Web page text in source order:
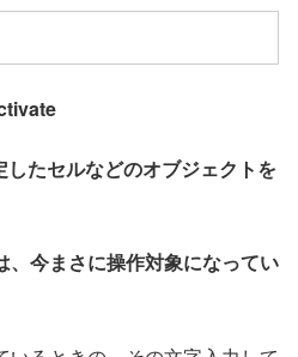
たセルなどのオブジェクトを
、今まさに操作対象になってい